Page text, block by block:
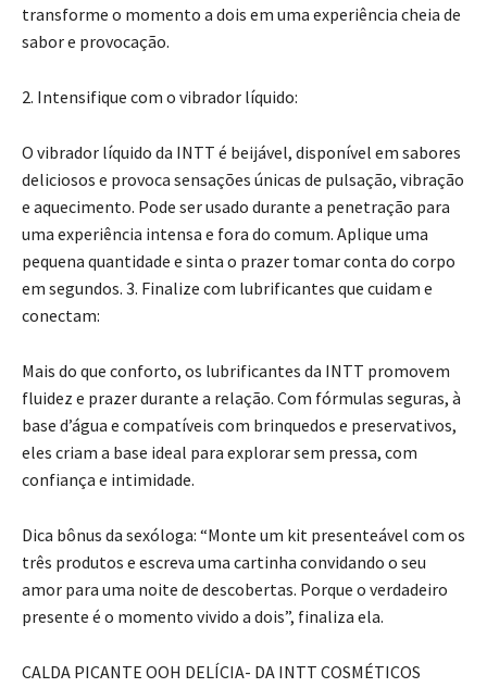
transforme o momento a dois em uma experiência cheia de
sabor e provocação.
2. Intensifique com o vibrador líquido:
O vibrador líquido da INTT é beijável, disponível em sabores
deliciosos e provoca sensações únicas de pulsação, vibração
e aquecimento. Pode ser usado durante a penetração para
uma experiência intensa e fora do comum. Aplique uma
pequena quantidade e sinta o prazer tomar conta do corpo
em segundos. 3. Finalize com lubrificantes que cuidam e
conectam:
Mais do que conforto, os lubrificantes da INTT promovem
fluidez e prazer durante a relação. Com fórmulas seguras, à
base d’água e compatíveis com brinquedos e preservativos,
eles criam a base ideal para explorar sem pressa, com
confiança e intimidade.
Dica bônus da sexóloga: “Monte um kit presenteável com os
três produtos e escreva uma cartinha convidando o seu
amor para uma noite de descobertas. Porque o verdadeiro
presente é o momento vivido a dois”, finaliza ela.
CALDA PICANTE OOH DELÍCIA- DA INTT COSMÉTICOS